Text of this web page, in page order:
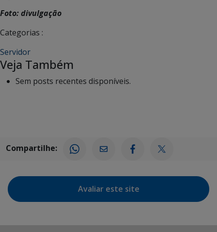
Foto: divulgação
Categorias :
Servidor
Veja Também
Sem posts recentes disponíveis.
Compartilhe:
Avaliar este site